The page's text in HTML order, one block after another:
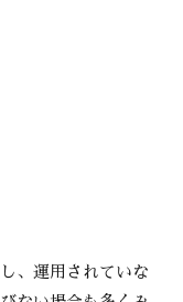
、運用されていな